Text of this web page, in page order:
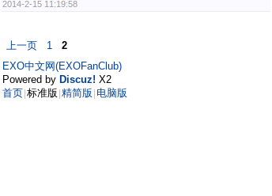
2014-2-15 11:19:58
上一页 1
2
EXO中文网(EXOFanClub)
Powered by Discuz! X2
首页 标准版 精简版 电脑版